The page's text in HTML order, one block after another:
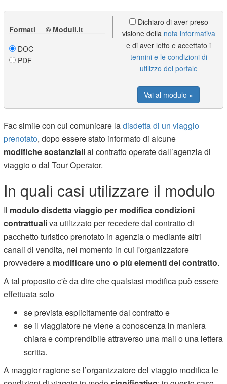
Formati © Moduli.it
DOC
PDF
Dichiaro di aver preso
visione della nota informativa
e di aver letto e accettato i
termini e le condizioni di
utilizzo del portale
Vai al modulo »
Fac simile con cui comunicare ladisdetta di un viaggio
prenotato, dopo essere stato informato di alcune
modifichesostanzialial contratto operate dall’agenzia di
viaggio o dal Tour Operator.
In quali casi utilizzare il modulo
Il modulo disdetta viaggio per modifica condizioni
contrattualiva utilizzato per recedere dal contratto di
pacchetto turistico prenotato in agenzia o mediante altri
canali di vendita, nel momento in cui l'organizzatore
provvedere a modificare uno o più elementi del contratto.
A tal proposito c'è da dire che qualsiasi modifica può essere
effettuata solo
se prevista esplicitamente dal contratto e
se il viaggiatore ne viene a conoscenza in maniera
chiara e comprendibile attraverso una mail o una lettera
scritta.
A maggior ragione se l’organizzatore del viaggio modifica le